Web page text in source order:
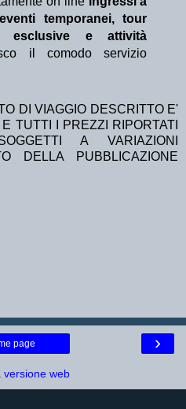
temporanei, tour
esclusive e attività
il comodo servizio
DI VIAGGIO DESCRITTO E'
TUTTI I PREZZI RIPORTATI
A VARIAZIONI
DELLA PUBBLICAZIONE
›
page
versione web